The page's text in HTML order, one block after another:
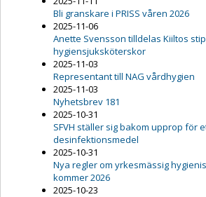
Bli granskare i PRISS våren 2026
2025-11-06
Anette Svensson tilldelas Kiiltos
hygiensjuksköterskor
2025-11-03
Representant till NAG vårdhygien
2025-11-03
Nyhetsbrev 181
2025-10-31
SFVH ställer sig bakom upprop för
desinfektionsmedel
2025-10-31
Nya regler om yrkesmässig
kommer 2026
2025-10-23